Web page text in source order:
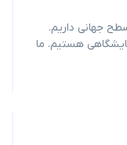
جهانی داریم.
هستیم. ما